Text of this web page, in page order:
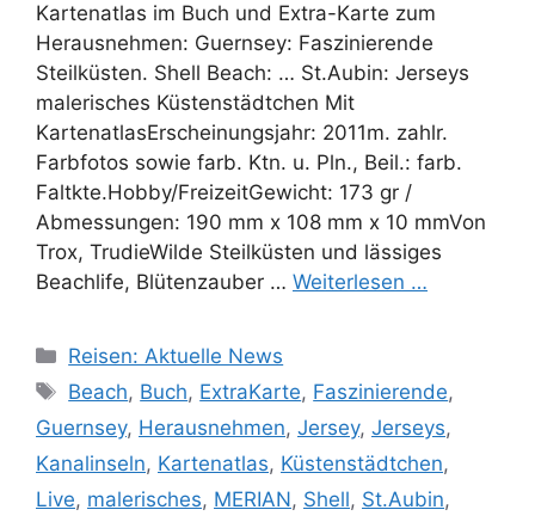
Kartenatlas im Buch und Extra-Karte zum
Herausnehmen: Guernsey: Faszinierende
Steilküsten. Shell Beach: … St.Aubin: Jerseys
malerisches Küstenstädtchen Mit
KartenatlasErscheinungsjahr: 2011m. zahlr.
Farbfotos sowie farb. Ktn. u. Pln., Beil.: farb.
Faltkte.Hobby/FreizeitGewicht: 173 gr /
Abmessungen: 190 mm x 108 mm x 10 mmVon
Trox, TrudieWilde Steilküsten und lässiges
Beachlife, Blütenzauber … Weiterlesen …
Kategorien
Reisen: Aktuelle News
Schlagwörter
Beach, Buch, ExtraKarte, Faszinierende,
Guernsey, Herausnehmen, Jersey, Jerseys,
Kanalinseln, Kartenatlas, Küstenstädtchen,
Live, malerisches, MERIAN, Shell, St.Aubin,